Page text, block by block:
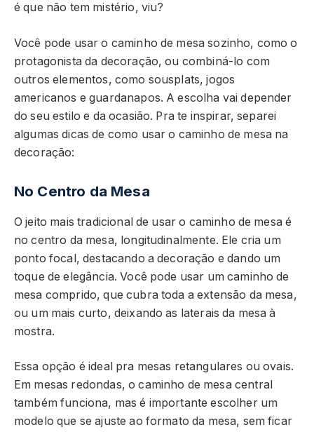
é que não tem mistério, viu?
Você pode usar o caminho de mesa sozinho, como o
protagonista da decoração, ou combiná-lo com
outros elementos, como sousplats, jogos
americanos e guardanapos. A escolha vai depender
do seu estilo e da ocasião. Pra te inspirar, separei
algumas dicas de como usar o caminho de mesa na
decoração:
No Centro da Mesa
O jeito mais tradicional de usar o caminho de mesa é
no centro da mesa, longitudinalmente. Ele cria um
ponto focal, destacando a decoração e dando um
toque de elegância. Você pode usar um caminho de
mesa comprido, que cubra toda a extensão da mesa,
ou um mais curto, deixando as laterais da mesa à
mostra.
Essa opção é ideal pra mesas retangulares ou ovais.
Em mesas redondas, o caminho de mesa central
também funciona, mas é importante escolher um
modelo que se ajuste ao formato da mesa, sem ficar